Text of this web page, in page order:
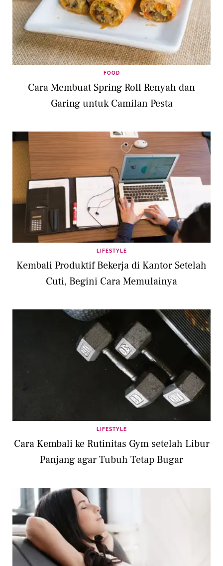
FOOD
Cara Membuat Spring Roll Renyah dan
Garing untuk Camilan Pesta
LIFESTYLE
Kembali Produktif Bekerja di Kantor Setelah
Cuti, Begini Cara Memulainya
LIFESTYLE
Cara Kembali ke Rutinitas Gym setelah Libur
Panjang agar Tubuh Tetap Bugar